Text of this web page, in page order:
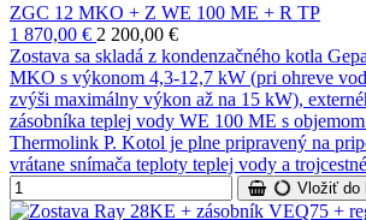
ZGC 12 MKO + Z WE 100 ME + R TP
1 870,00 € 2 200,00 €
Zostava sa skladá z kondenzačného kotla
MKO s výkonom 4,3-12,7 kW (pri ohreve
zvýši maximálny výkon až na 15 kW),
zásobníka teplej vody WE 100 ME s
Thermolink P. Kotol je plne pripravený na
vrátane snímača teploty teplej vody a
Vložiť do